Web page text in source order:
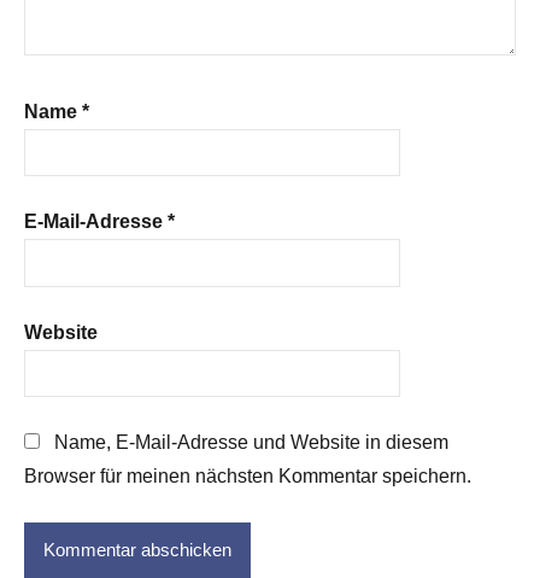
Name *
E-Mail-Adresse *
Website
Name, E-Mail-Adresse und Website in diesem
Browser für meinen nächsten Kommentar speichern.